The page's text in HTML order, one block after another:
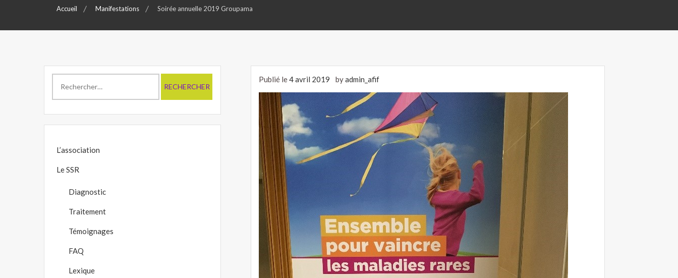
Accueil Manifestations Soirée annuelle 2019 Groupama
Publié le4 avril 2019 byadmin_afif
L’association
Le SSR
Diagnostic
Traitement
Témoignages
FAQ
Lexique